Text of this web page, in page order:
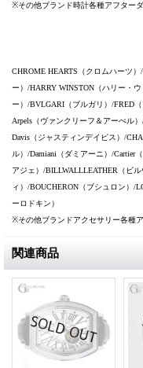
※その他ブランド時計各種アフターダ
CHROME HEARTS（クロムハーツ
ー）/HARRY WINSTON（ハリー・
ー）/BVLGARI（ブルガリ）/FRED
Arpels（ヴァンクリーフ＆アーぺル
Davis（ジャスティンデイビス）/
ル）/Damiani（ダミアーニ）/Cartier
アジェ）/BILLWALLLEATHER（ビ
ィ）/BOUCHERON（ブシュロン）/
ーロドキン）
※その他ブランドアクセサリー各種
関連商品